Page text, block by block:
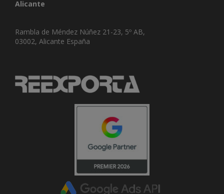
Alicante
Rambla de Méndez Núñez 21-23, 5º AB,
03002, Alicante España